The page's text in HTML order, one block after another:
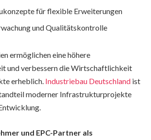
für flexible Erweiterungen
und Qualitätskontrolle
ermöglichen eine höhere
und verbessern die Wirtschaftlichkeit
erheblich. Industriebau Deutschland ist
moderner Infrastrukturprojekte
und EPC-Partner als